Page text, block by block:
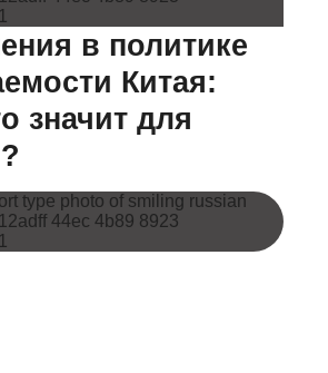
в политике
Китая:
значит для